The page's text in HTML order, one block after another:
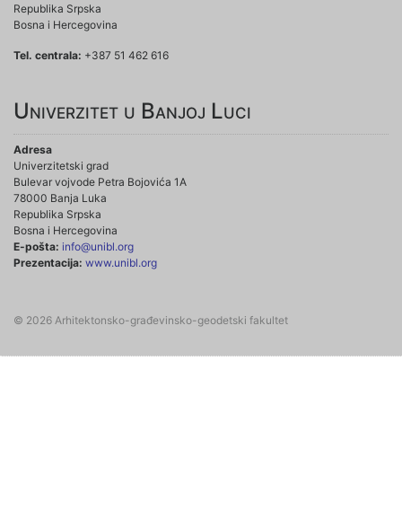
Republika Srpska
Bosna i Hercegovina
Tel. centrala: +387 51 462 616
Univerzitet u Banjoj Luci
Adresa
Univerzitetski grad
Bulevar vojvode Petra Bojovića 1A
78000 Banja Luka
Republika Srpska
Bosna i Hercegovina
E-pošta: info@unibl.org
Prezentacija: www.unibl.org
© 2026 Arhitektonsko-građevinsko-geodetski fakultet